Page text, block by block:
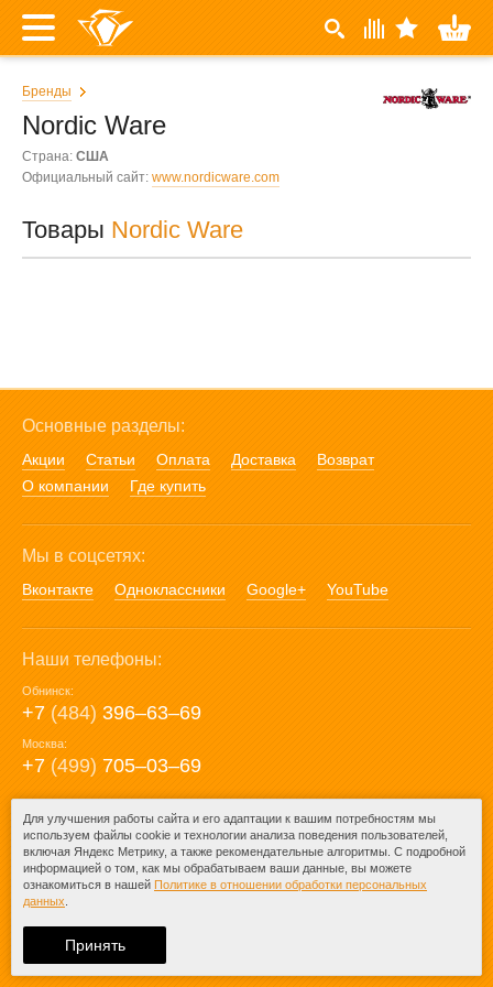
Бренды
Nordic Ware
Страна: США
Официальный сайт: www.nordicware.com
Товары Nordic Ware
Основные разделы:
Акции Статьи Оплата Доставка
Возврат
О компании
Где купить
Мы в соцсетях:
Вконтакте Одноклассники Google+ YouTube
Наши телефоны:
Обнинск:
+7 (484) 396‒63‒69
Москва:
+7 (499) 705‒03‒69
E-mail:
mail@posuda40.ru
При любом копировании информации
ссылка на
Для улучшения работы сайта и его адаптации к вашим потребностям мы
используем файлы cookie и технологии анализа поведения пользователей,
включая Яндекс Метрику, а также рекомендательные алгоритмы. С подробной
информацией о том, как мы обрабатываем ваши данные, вы можете
ознакомиться в нашей Политике в отношении обработки персональных
данных
Принять